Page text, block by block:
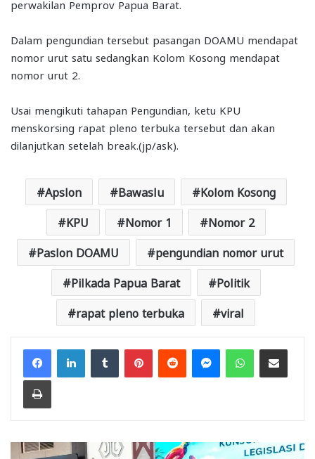
perwakilan Pemprov Papua Barat.
Dalam pengundian tersebut pasangan DOAMU mendapat
nomor urut satu sedangkan Kolom Kosong mendapat
nomor urut 2.
Usai mengikuti tahapan Pengundian, ketu KPU
menskorsing rapat pleno terbuka tersebut dan akan
dilanjutkan setelah break.(jp/ask).
Apslon Bawaslu Kolom Kosong
KPU Nomor 1 Nomor 2
Paslon DOAMU pengundian nomor urut
Pilkada Papua Barat Politik
rapat pleno terbuka viral
FacebookLinkedInTumblr PinterestReddit MessengerWhatsAppShare via Email
Print